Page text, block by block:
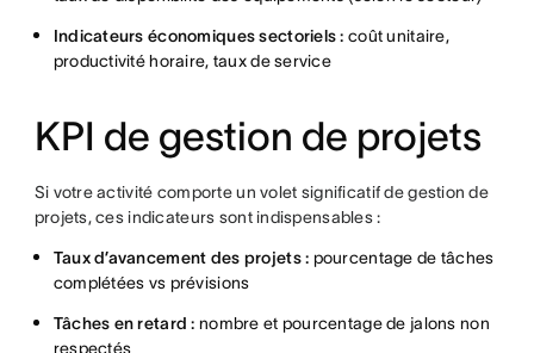
Indicateurs économiques sectoriels :coût unitaire,
productivité horaire, taux de service
KPI de gestion de projets
Si votre activité comporte un volet significatif de gestion de
projets, ces indicateurs sont indispensables :
Taux d’avancement des projets : pourcentage de tâches
complétées vs prévisions
Tâches en retard : nombre et pourcentage de jalons non
respectés